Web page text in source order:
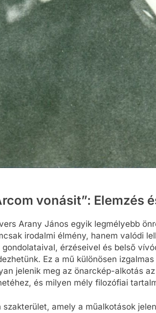
vonásit”: Elemzés
Arany János egyik legmélyebb
irodalmi élmény, hanem valódi
érzéseivel és belső
Ez a mű különösen
jelenik meg az önarckép-alkotás
és milyen mély filozófiai
szakterület, amely a műalkotások